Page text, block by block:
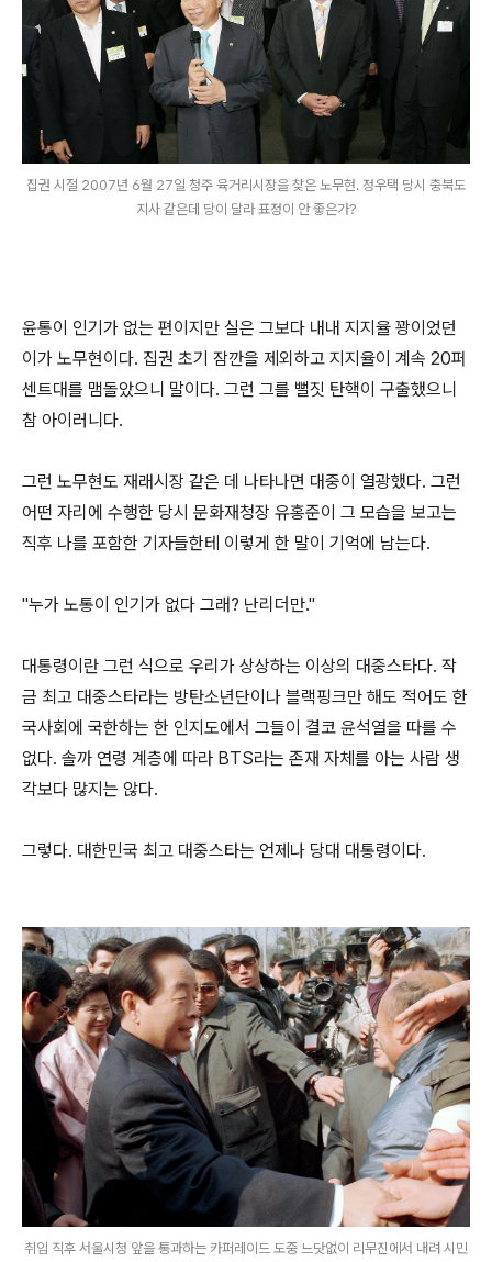
집권 시절 2007년 6월 27일 청주 육거리시장을 찾은 노무현. 정우택 당시 충북도
지사 같은데 당이 달라 표정이 안 좋은가?
윤통이 인기가 없는 편이지만 실은 그보다 내내 지지율 꽝이었던
이가 노무현이다. 집권 초기 잠깐을 제외하고 지지율이 계속 20퍼
센트대를 맴돌았으니 말이다. 그런 그를 뻘짓 탄핵이 구출했으니
참 아이러니다.
그런 노무현도 재래시장 같은 데 나타나면 대중이 열광했다. 그런
어떤 자리에 수행한 당시 문화재청장 유홍준이 그 모습을 보고는
직후 나를 포함한 기자들한테 이렇게 한 말이 기억에 남는다.
"누가 노통이 인기가 없다 그래? 난리더만."
대통령이란 그런 식으로 우리가 상상하는 이상의 대중스타다. 작
금 최고 대중스타라는 방탄소년단이나 블랙핑크만 해도 적어도 한
국사회에 국한하는 한 인지도에서 그들이 결코 윤석열을 따를 수
없다. 솔까 연령 계층에 따라 BTS라는 존재 자체를 아는 사람 생
각보다 많지는 않다.
그렇다. 대한민국 최고 대중스타는 언제나 당대 대통령이다.
취임 직후 서울시청 앞을 통과하는 카퍼레이드 도중 느닷없이 리무진에서 내려 시민